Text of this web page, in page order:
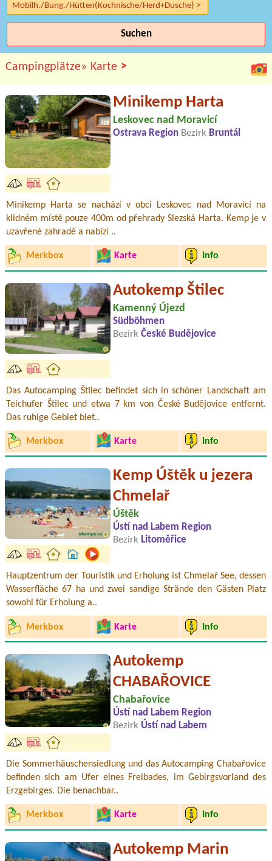
Mobilh./Bung./Hütten(Kochnische/Herd+Dusche) >
Suchen
Campingplätze» Karte >
Minikemp Harta
Leskovec nad Moravicí
Ostrava Region Bezirk Bruntál
Minikemp Harta se nachází v obci Leskovec nad Moravicí na
klidném místě pouze 400m od přehrady Slezská Harta. Kemp je v
uzavřené zahradě a nabízí ..
Merkbox Karte Info
Autokemp Štilec
Kamenný Újezd
Südböhmen
Bezirk České Budějovice
Das Autocamping Štilec befindet sich in schöner Landschaft am
Teichufer Štilec und etwa 7 km von České Budějovice entfernt.
Das ruhige Gebiet biet..
Merkbox Karte Info
Kemp Úštěk u jezera
Chmelař
Úštěk
Ústí nad Labem Region
Bezirk Litoměřice
Hauptzentrum der Touristik und Erholung ist Chmelař See, dessen
Wasserfläche 67 ha und zwei sandige Strände den Gästen Platz
sowohl für Erholung a..
Merkbox Karte Info
Autokemp
CHABAŘOVICE
Chabařovice
Ústí nad Labem Region
Bezirk Ústí nad Labem
Die Sommerhäuschensiedlung und das Autocamping Chabařovice
befinden sich am Ufer eines Freibades, im Gebirgsvorland des
Erzgebirges. Die benachbar..
Merkbox Karte Info
Autokemp Marin